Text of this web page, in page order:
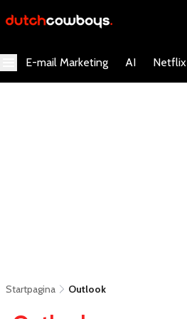
E-mail Marketing AI Netflix
Startpagina Outlook